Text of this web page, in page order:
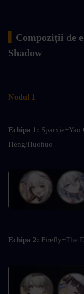
Compoziții de
Shadow
Nodul 1
Echipa 1: Sparxie+Yao
Heng/Huohuo
Echipa 2: Firefly+The